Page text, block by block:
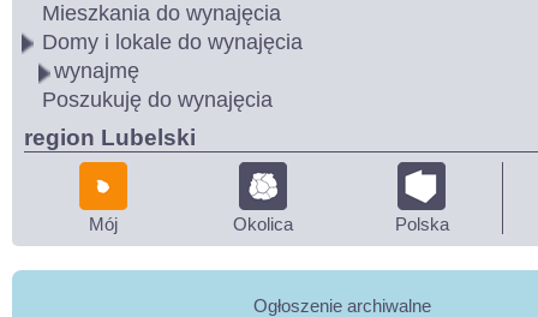
Mieszkania do wynajęcia
Domy i lokale do wynajęcia
wynajmę
Poszukuję do wynajęcia
region Lubelski
Mój Okolica Polska
Ogłoszenie archiwalne